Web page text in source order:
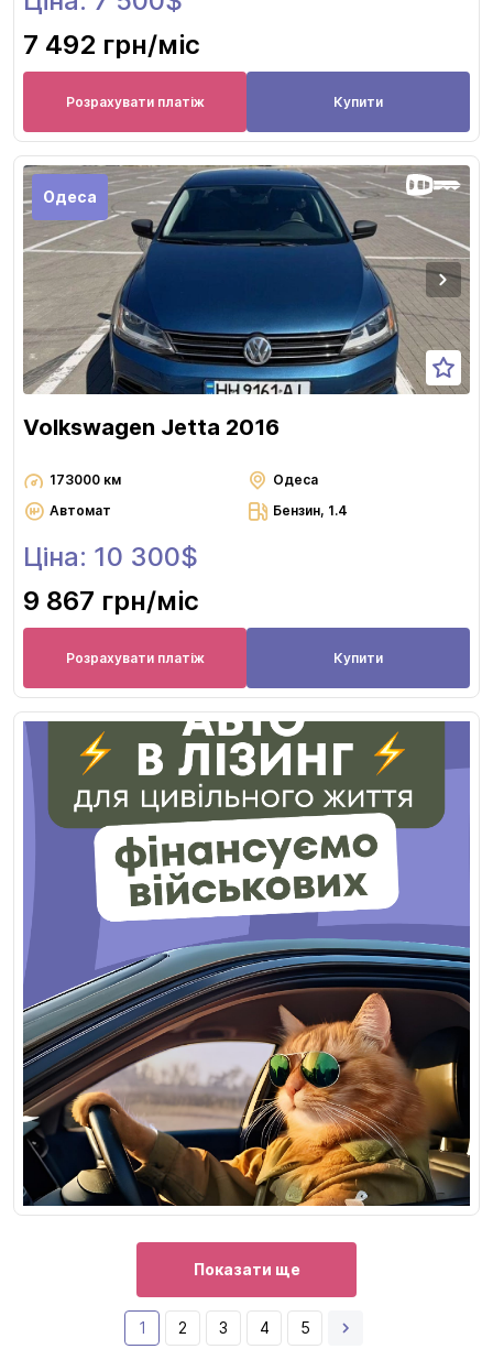
7 492 грн/міс
Розрахувати платіж Купити
Одеса
Volkswagen Jetta 2016
173000 км
Одеса
Автомат
Бензин, 1.4
Ціна: 10 300$
9 867 грн/міс
Розрахувати платіж Купити
Показати ще
1 2 3 4 5